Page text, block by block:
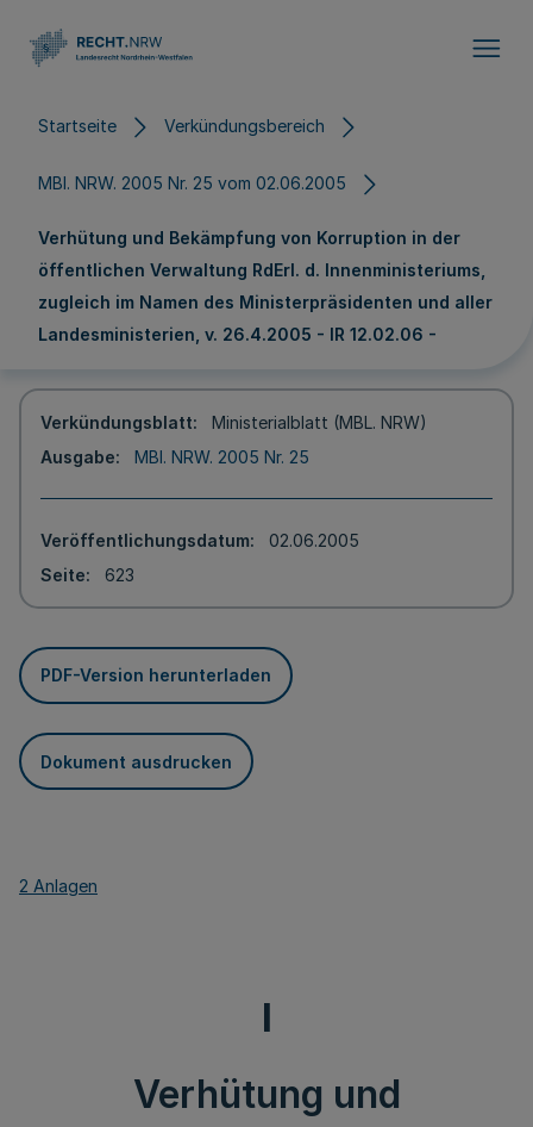
Startseite Verkündungsbereich
MBl. NRW. 2005 Nr. 25 vom 02.06.2005
Verhütung und Bekämpfung von Korruption in der
öffentlichen Verwaltung RdErl. d. Innenministeriums,
zugleich im Namen des Ministerpräsidenten und aller
Landesministerien, v. 26.4.2005 - IR 12.02.06 -
Verkündungsblatt
Ministerialblatt (MBL. NRW)
Ausgabe
MBl. NRW. 2005 Nr. 25
Veröffentlichungsdatum
02.06.2005
Seite
623
PDF-Version herunterladen
Dokument ausdrucken
2 Anlagen
I
Verhütung und